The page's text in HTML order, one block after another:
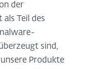
der
Teil des
sind,
Produkte